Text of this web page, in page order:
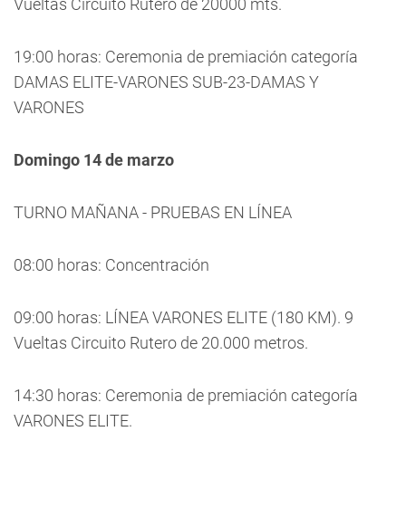
Vueltas Circuito Rutero de 20000 mts.
19:00 horas: Ceremonia de premiación categoría
DAMAS ELITE-VARONES SUB-23-DAMAS Y
VARONES
Domingo 14 de marzo
TURNO MAÑANA - PRUEBAS EN LÍNEA
08:00 horas: Concentración
09:00 horas: LÍNEA VARONES ELITE (180 KM). 9
Vueltas Circuito Rutero de 20.000 metros.
14:30 horas: Ceremonia de premiación categoría
VARONES ELITE.